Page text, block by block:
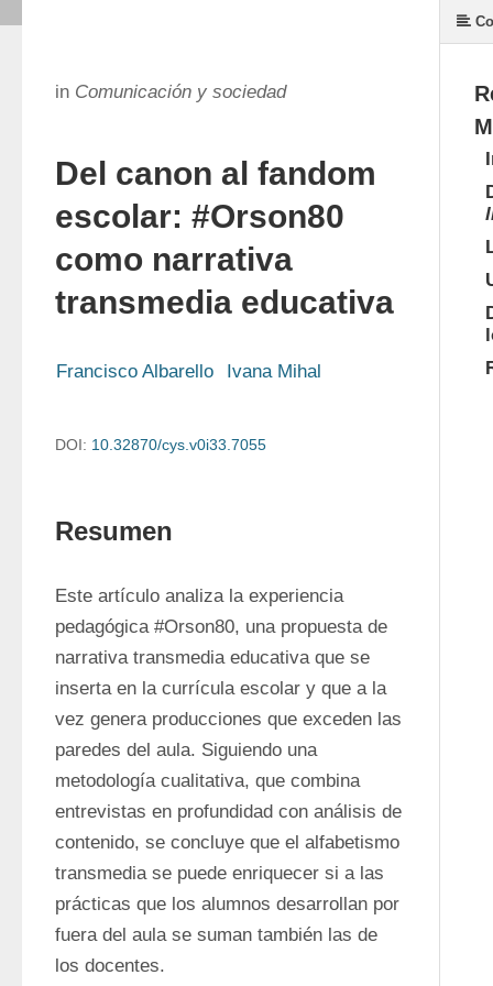
in Comunicación y sociedad
Del canon al fandom
escolar: #Orson80
como narrativa
transmedia educativa
Francisco Albarello Ivana Mihal
DOI: 10.32870/cys.v0i33.7055
Resumen
Este artículo analiza la experiencia
pedagógica #Orson80, una propuesta de
narrativa transmedia educativa que se
inserta en la currícula escolar y que a la
vez genera producciones que exceden las
paredes del aula. Siguiendo una
metodología cualitativa, que combina
entrevistas en profundidad con análisis de
contenido, se concluye que el alfabetismo
transmedia se puede enriquecer si a las
prácticas que los alumnos desarrollan por
fuera del aula se suman también las de
los docentes.